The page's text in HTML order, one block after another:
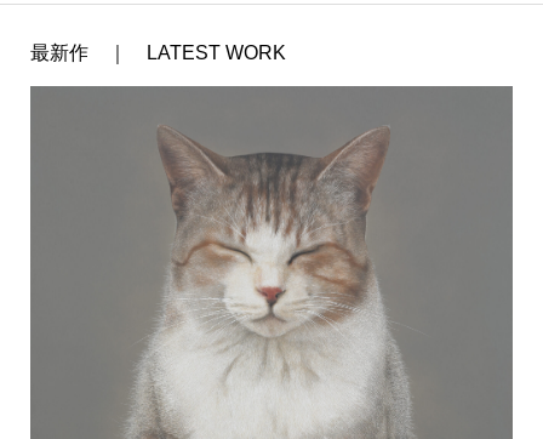
最新作 ｜ LATEST WORK